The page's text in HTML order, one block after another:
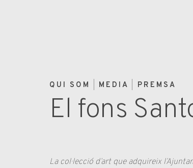
QUI SOM MEDIA PREMSA
El fons
La col·lecció d’art que adquireix